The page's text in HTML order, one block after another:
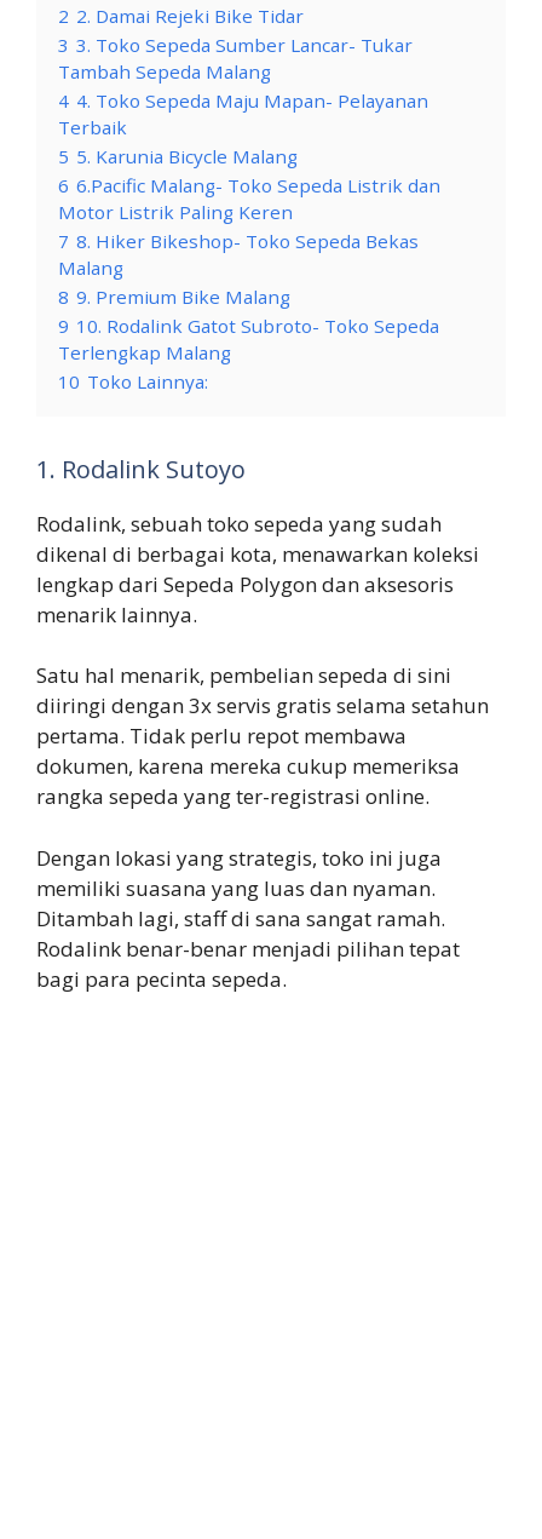
2 2. Damai Rejeki Bike Tidar
3 3. Toko Sepeda Sumber Lancar- Tukar
Tambah Sepeda Malang
4 4. Toko Sepeda Maju Mapan- Pelayanan
Terbaik
5 5. Karunia Bicycle Malang
6 6.Pacific Malang- Toko Sepeda Listrik dan
Motor Listrik Paling Keren
7 8. Hiker Bikeshop- Toko Sepeda Bekas
Malang
8 9. Premium Bike Malang
9 10. Rodalink Gatot Subroto- Toko Sepeda
Terlengkap Malang
10 Toko Lainnya:
1. Rodalink Sutoyo
Rodalink, sebuah toko sepeda yang sudah
dikenal di berbagai kota, menawarkan koleksi
lengkap dari Sepeda Polygon dan aksesoris
menarik lainnya.
Satu hal menarik, pembelian sepeda di sini
diiringi dengan 3x servis gratis selama setahun
pertama. Tidak perlu repot membawa
dokumen, karena mereka cukup memeriksa
rangka sepeda yang ter-registrasi online.
Dengan lokasi yang strategis, toko ini juga
memiliki suasana yang luas dan nyaman.
Ditambah lagi, staff di sana sangat ramah.
Rodalink benar-benar menjadi pilihan tepat
bagi para pecinta sepeda.